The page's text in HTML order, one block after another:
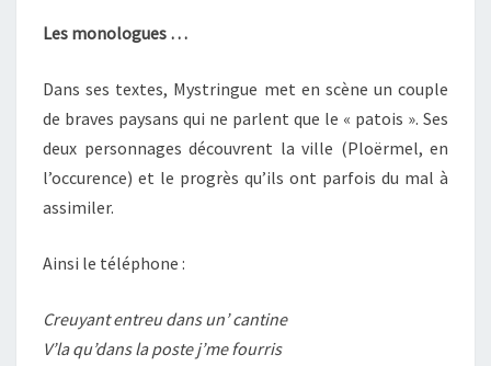
Les monologues …
Dans ses textes, Mystringue met en scène un couple
de braves paysans qui ne parlent que le « patois ». Ses
deux personnages découvrent la ville (Ploërmel, en
l’occurence) et le progrès qu’ils ont parfois du mal à
assimiler.
Ainsi le téléphone :
Creuyant entreu dans un’ cantine
V’la qu’dans la poste j’me fourris